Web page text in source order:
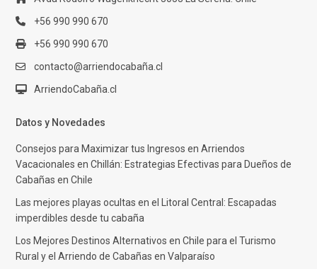
+56 990 990 670
+56 990 990 670
contacto@arriendocabaña.cl
ArriendoCabaña.cl
Datos y Novedades
Consejos para Maximizar tus Ingresos en Arriendos
Vacacionales en Chillán: Estrategias Efectivas para Dueños de
Cabañas en Chile
Las mejores playas ocultas en el Litoral Central: Escapadas
imperdibles desde tu cabaña
Los Mejores Destinos Alternativos en Chile para el Turismo
Rural y el Arriendo de Cabañas en Valparaíso